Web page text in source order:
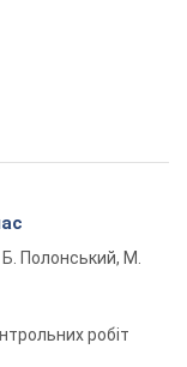
Полонський, М.
робіт